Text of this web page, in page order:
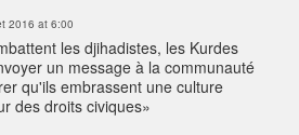
2016 at 6:00
les djihadistes, les Kurdes
un message à la communauté
qu'ils embrassent une culture
des droits civiques»